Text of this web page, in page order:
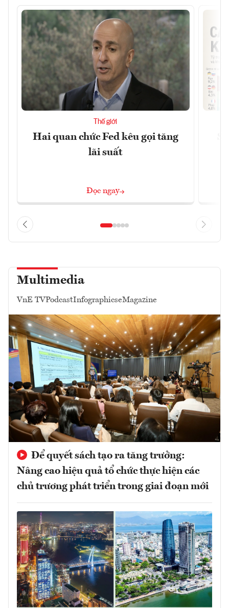
Thế giới
Hai quan chức Fed kêu gọi tăng
lãi suất
Đọc ngay
Multimedia
VnE TVPodcastInfographicseMagazine
Để quyết sách tạo ra tăng trưởng:
Nâng cao hiệu quả tổ chức thực hiện các
chủ trương phát triển trong giai đoạn mới